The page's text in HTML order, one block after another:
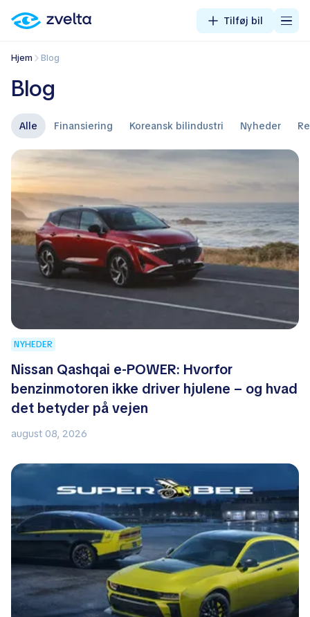
Tilføj bil
Hjem Blog
Blog
Alle Finansiering Koreansk bilindustri Nyheder
NYHEDER
Nissan Qashqai e-POWER: Hvorfor
benzinmotoren ikke driver hjulene – og hvad
det betyder på vejen
august 08, 2026